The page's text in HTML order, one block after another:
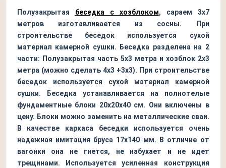
Полузакрытая беседка с хозблоком, сараем 3х7
метров изготавливается из сосны. При
строительстве беседок используется сухой
материал камерной сушки. Беседка разделена на 2
части: Полузакрытая часть 5х3 метра и хозблок 2х3
метра (можно сделать 4х3 +3х3). При строительстве
беседок используется сухой материал камерной
сушки. Беседка устанавливается на полнотелые
фундаментные блоки 20х20х40 см. Они включены в
цену. Блоки можно заменить на металлические сваи.
В качестве каркаса беседки используется очень
надежная имитация бруса 17х140 мм. В отличие от
вагонки она не гнется, не набухает и не идет
трещинами. Используется усиленная конструкция